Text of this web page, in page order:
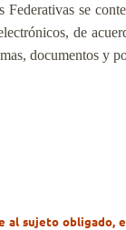
se
de
documentos y
al sujeto obligado,